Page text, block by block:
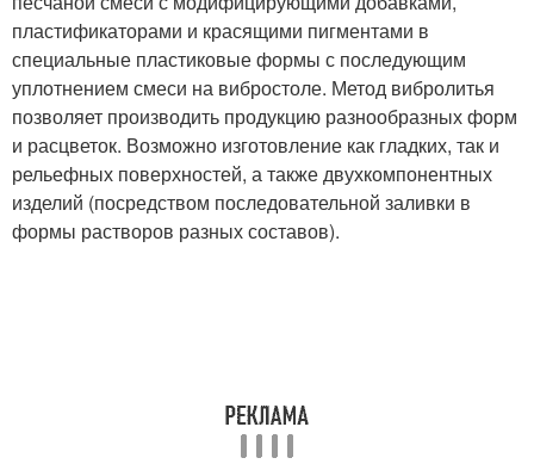
пластификаторами и красящими пигментами в
специальные пластиковые формы с последующим
уплотнением смеси на вибростоле. Метод вибролитья
позволяет производить продукцию разнообразных форм
и расцветок. Возможно изготовление как гладких, так и
рельефных поверхностей, а также двухкомпонентных
изделий (посредством последовательной заливки в
формы растворов разных составов).